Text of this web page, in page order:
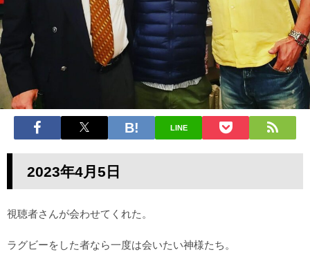
LINE
2023年4月5 日
視聴者さんが会わせてくれた。
ラグビーをした者なら一度は会いたい神様たち。